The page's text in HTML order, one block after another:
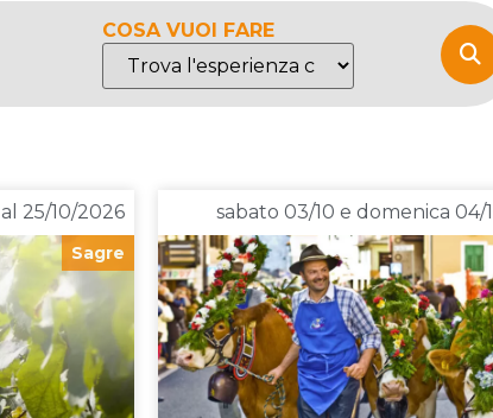
COSA VUOI FARE

25/10/2026
Sagre
sabato 03/10 e domenica 04/